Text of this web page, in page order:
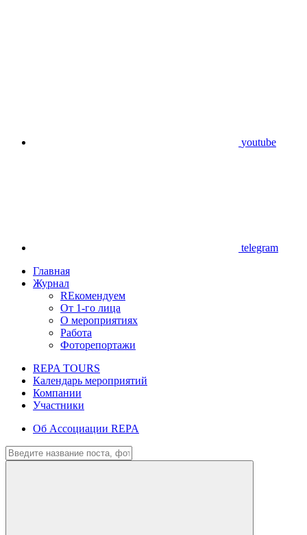
youtube
telegram
Главная
Журнал
REкомендуем
От 1-го лица
О мероприятиях
Работа
Фоторепортажи
REPA TOURS
Календарь мероприятий
Компании
Участники
Об Ассоциации REPA